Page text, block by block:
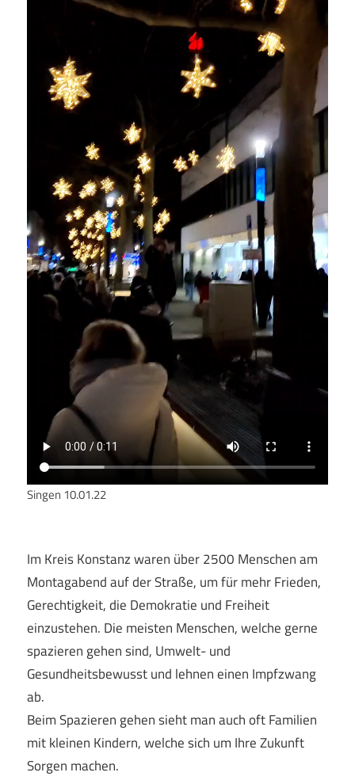
Singen 10.01.22
Im Kreis Konstanz waren über 2500 Menschen am
Montagabend auf der Straße, um für mehr Frieden,
Gerechtigkeit, die Demokratie und Freiheit
einzustehen. Die meisten Menschen, welche gerne
spazieren gehen sind, Umwelt- und
Gesundheitsbewusst und lehnen einen Impfzwang
ab.
Beim Spazieren gehen sieht man auch oft Familien
mit kleinen Kindern, welche sich um Ihre Zukunft
Sorgen machen.